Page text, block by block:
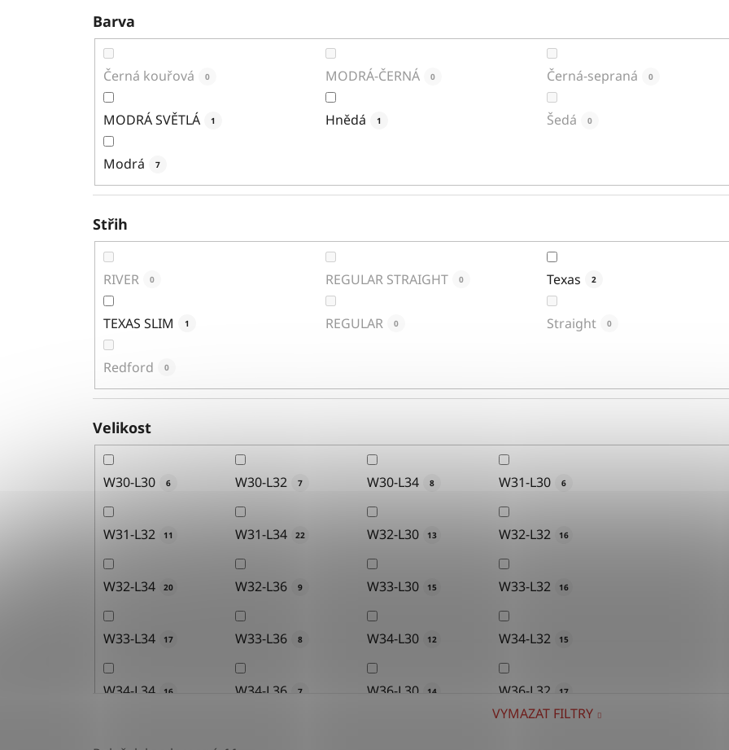
Barva
Černá kouřová 0 MODRÁ-ČERNÁ 0 Černá-sepraná 0
MODRÁ SVĚTLÁ 1 Hnědá 1 Šedá 0
Modrá 7
Střih
RIVER 0 REGULAR STRAIGHT 0 Texas 2
TEXAS SLIM 1 REGULAR 0 Straight 0
Redford 0
Velikost
W30-L30 6 W30-L32 7 W30-L34 8 W31-L30 6
W31-L32 11 W31-L34 22 W32-L30 13 W32-L32 16
W32-L34 20 W32-L36 9 W33-L30 15 W33-L32 16
W33-L34 17 W33-L36 8 W34-L30 12 W34-L32 15
W34-L34 16 W34-L36 7 W36-L30 14 W36-L32 17
VYMAZAT FILTRY